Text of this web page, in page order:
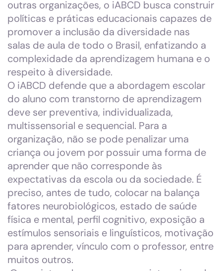
outras organizações, o iABCD busca construir
políticas e práticas educacionais capazes de
promover a inclusão da diversidade nas
salas de aula de todo o Brasil, enfatizando a
complexidade da aprendizagem humana e o
respeito à diversidade.
O iABCD defende que a abordagem escolar
do aluno com transtorno de aprendizagem
deve ser preventiva, individualizada,
multissensorial e sequencial. Para a
organização, não se pode penalizar uma
criança ou jovem por possuir uma forma de
aprender que não corresponde às
expectativas da escola ou da sociedade. É
preciso, antes de tudo, colocar na balança
fatores neurobiológicos, estado de saúde
física e mental, perfil cognitivo, exposição a
estímulos sensoriais e linguísticos, motivação
para aprender, vínculo com o professor, entre
muitos outros.